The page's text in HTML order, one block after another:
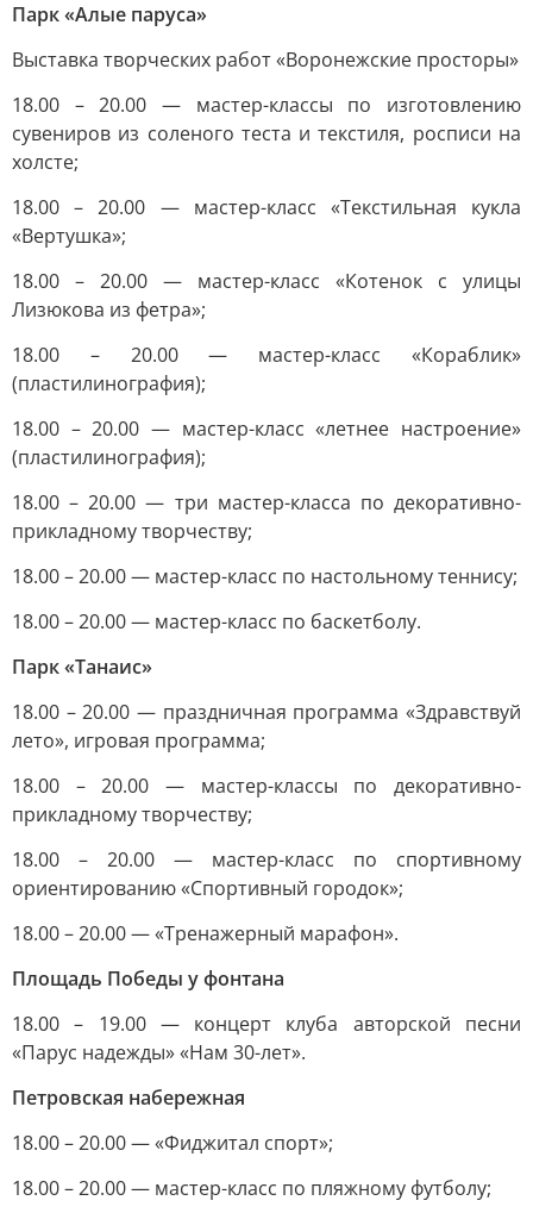
Парк «Алые паруса»
Выставка творческих работ «Воронежские просторы»
18.00 – 20.00 — мастер-классы по изготовлению
сувениров из соленого теста и текстиля, росписи на
холсте;
18.00 – 20.00 — мастер-класс «Текстильная кукла
«Вертушка»;
18.00 – 20.00 — мастер-класс «Котенок с улицы
Лизюкова из фетра»;
18.00 – 20.00 — мастер-класс «Кораблик»
(пластилинография);
18.00 – 20.00 — мастер-класс «летнее настроение»
(пластилинография);
18.00 – 20.00 — три мастер-класса по декоративно-
прикладному творчеству;
18.00 – 20.00 — мастер-класс по настольному теннису;
18.00 – 20.00 — мастер-класс по баскетболу.
Парк «Танаис»
18.00 – 20.00 — праздничная программа «Здравствуй
лето», игровая программа;
18.00 – 20.00 — мастер-классы по декоративно-
прикладному творчеству;
18.00 – 20.00 — мастер-класс по спортивному
ориентированию «Спортивный городок»;
18.00 – 20.00 — «Тренажерный марафон».
Площадь Победы у фонтана
18.00 – 19.00 — концерт клуба авторской песни
«Парус надежды» «Нам 30-лет».
Петровская набережная
18.00 – 20.00 — «Фиджитал спорт»;
18.00 – 20.00 — мастер-класс по пляжному футболу;